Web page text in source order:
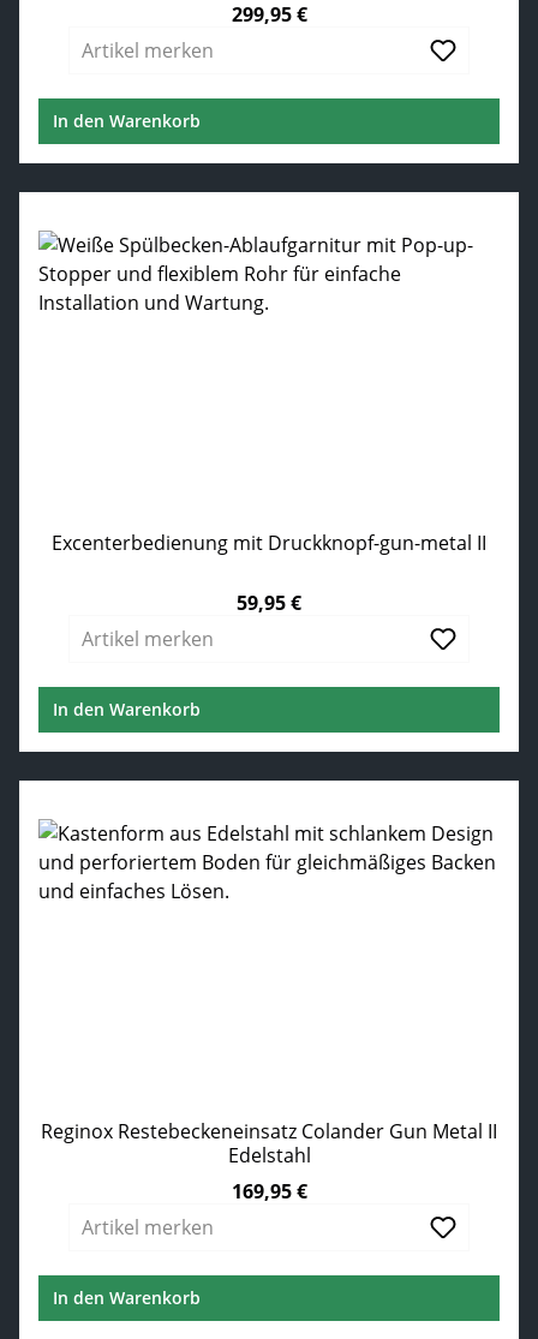
299,95 €
Artikel merken
In den Warenkorb
Excenterbedienung mit Druckknopf-gun-metal II
59,95 €
Artikel merken
In den Warenkorb
Reginox Restebeckeneinsatz Colander Gun Metal II
Edelstahl
169,95 €
Artikel merken
In den Warenkorb